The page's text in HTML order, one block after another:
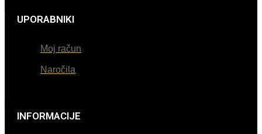
UPORABNIKI
Moj račun
Naročila
INFORMACIJE